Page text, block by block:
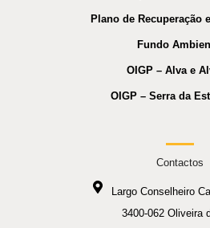
Plano de Recuperação
Fundo
OIGP – Alva e
OIGP – Serra da
Contactos
Largo Conselheiro
3400-062 Oliveira